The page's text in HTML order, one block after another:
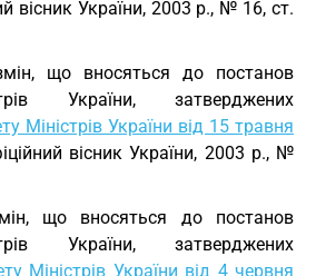
вісник України, 2003 р., № 16, ст.
що вносяться до постанов
України, затверджених
Міністрів України від 15 травня
вісник України, 2003 р., №
що вносяться до постанов
України, затверджених
Міністрів України від 4 червня